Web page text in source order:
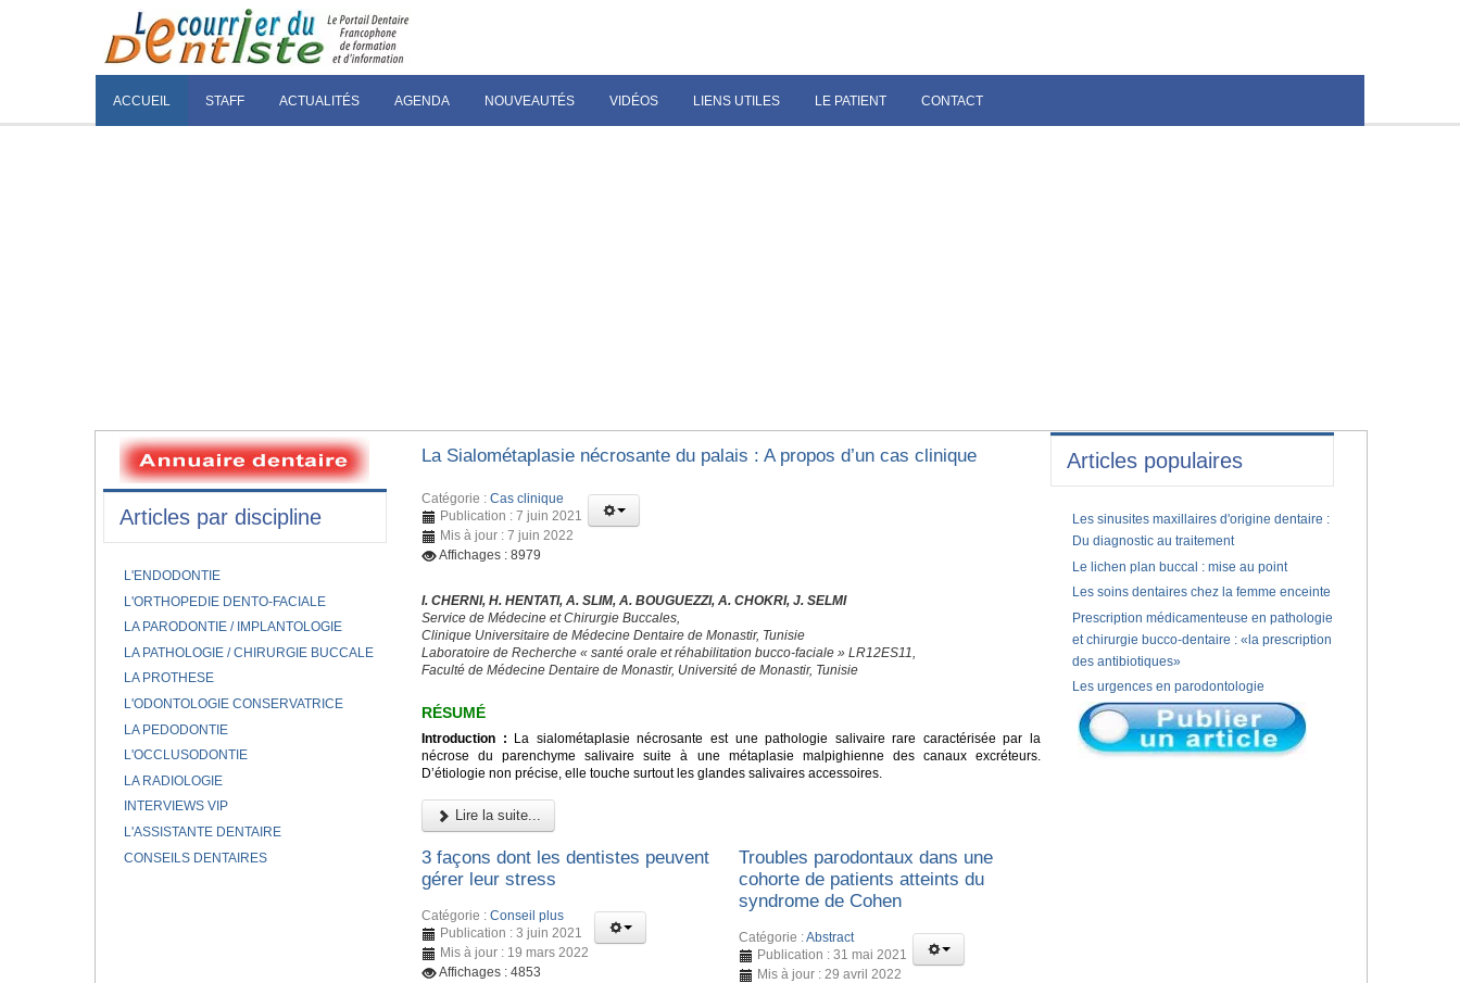
ACCUEIL STAFF ACTUALITÉS AGENDA NOUVEAUTÉS VIDÉOS LIENS UTILES LE PATIENT CONTACT
La Sialométaplasie nécrosante du palais : A propos d’un cas clinique
Catégorie : Cas clinique
Publication : 7 juin 2021
Mis à jour : 7 juin 2022
Affichages : 8979
I. CHERNI, H. HENTATI, A. SLIM, A. BOUGUEZZI, A. CHOKRI, J. SELMI
Service de Médecine et Chirurgie Buccales,
Clinique Universitaire de Médecine Dentaire de Monastir, Tunisie
Laboratoire de Recherche « santé orale et réhabilitation bucco-faciale » LR12ES11,
Faculté de Médecine Dentaire de Monastir, Université de Monastir, Tunisie
RÉSUMÉ
Introduction : La sialométaplasie nécrosante est une pathologie salivaire rare caractérisée par la
nécrose du parenchyme salivaire suite à une métaplasie malpighienne des canaux excréteurs.
D’étiologie non précise, elle touche surtout les glandes salivaires accessoires.
Lire la suite...
3 façons dont les dentistes peuvent
gérer leur stress
Catégorie : Conseil plus
Publication : 3 juin 2021
Mis à jour : 19 mars 2022
Affichages : 4853
Troubles parodontaux dans une
cohorte de patients atteints du
syndrome de Cohen
Catégorie :Abstract
Publication : 31 mai 2021
Mis à jour : 29 avril 2022
Articles par discipline
L'ENDODONTIE
L'ORTHOPEDIE DENTO-FACIALE
LA PARODONTIE / IMPLANTOLOGIE
LA PATHOLOGIE / CHIRURGIE BUCCALE
LA PROTHESE
L'ODONTOLOGIE CONSERVATRICE
LA PEDODONTIE
L'OCCLUSODONTIE
LA RADIOLOGIE
INTERVIEWS VIP
L'ASSISTANTE DENTAIRE
CONSEILS DENTAIRES
Articles populaires
Les sinusites maxillaires d'origine dentaire :
Du diagnostic au traitement
Le lichen plan buccal : mise au point
Les soins dentaires chez la femme enceinte
Prescription médicamenteuse en pathologie
et chirurgie bucco-dentaire : «la prescription
des antibiotiques»
Les urgences en parodontologie